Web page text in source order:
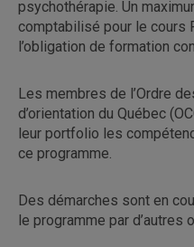
psychothérapie. Un
comptabilisé pour le cours
l’obligation de formation
Les membres de l’Ordre
d’orientation du Québec
leur portfolio les
ce programme.
Des démarches sont en
le programme par